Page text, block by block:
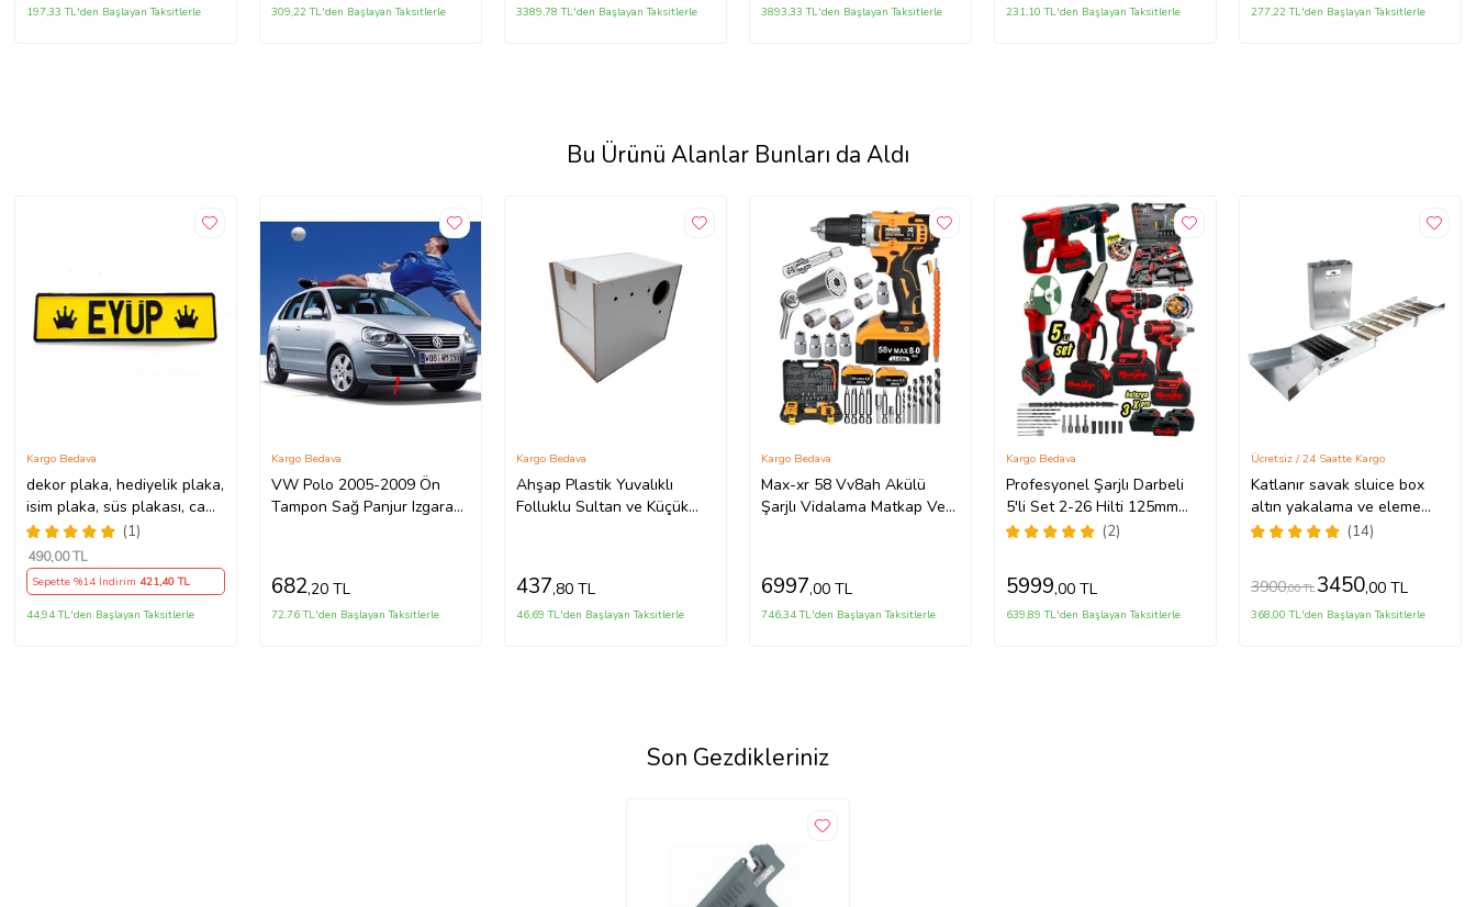
197,33 TL'den Başlayan Taksitlerle 309,22 TL'den Başlayan Taksitlerle 3389,78 TL'den Başlayan Taksitlerle 3893,33 TL'den Başlayan Taksitlerle 231,10 TL'den Başlayan Taksitlerle 277,22 TL'den Başlayan Taksitlerle
Bu Ürünü Alanlar Bunları da Aldı
dekor plaka, hediyelik plaka,
isim plaka, süs plakası, cam
önü plakası, tırcı plakası
(Sarı-Siyah)
(1)
Kargo Bedava
490,00 TL
Sepette %14 İndirim 421,40 TL
44,94 TL'den Başlayan Taksitlerle
VW Polo 2005-2009 Ön
Tampon Sağ Panjur Izgarası
Kargo Bedava
682,20 TL
72,76 TL'den Başlayan Taksitlerle
Ahşap Plastik Yuvalıklı
Folluklu Sultan ve Küçük
Kargo Bedava
437,80 TL
46,69 TL'den Başlayan Taksitlerle
Max-xr 58 Vv8ah Akülü
Şarjlı Vidalama Matkap Ve
Kargo Bedava
6997,00 TL
746,34 TL'den Başlayan Taksitlerle
Profesyonel Şarjlı Darbeli
5'li Set 2-26 Hilti 125mm
Taşlama 13mm Matkap
buda
(2)
Kargo Bedava
5999,00 TL
639,89 TL'den Başlayan Taksitlerle
Katlanır savak sluice box
altın yakalama ve eleme
ekipmanı KARGO DAHİL
(14)
Ücretsiz / 24 Saatte Kargo
3900,00 TL 3450,00 TL
368,00 TL'den Başlayan Taksitlerle
Son Gezdikleriniz